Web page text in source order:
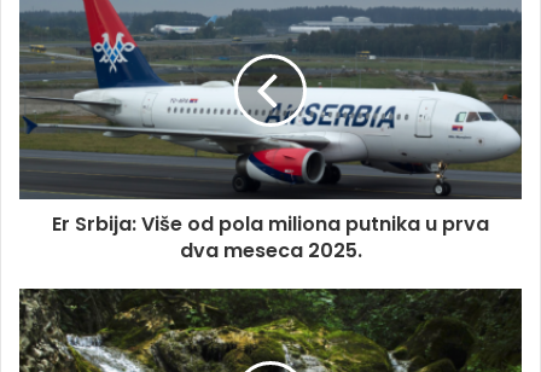
i
t
e
Er Srbija: Više od pola miliona putnika u prva
dva meseca 2025.